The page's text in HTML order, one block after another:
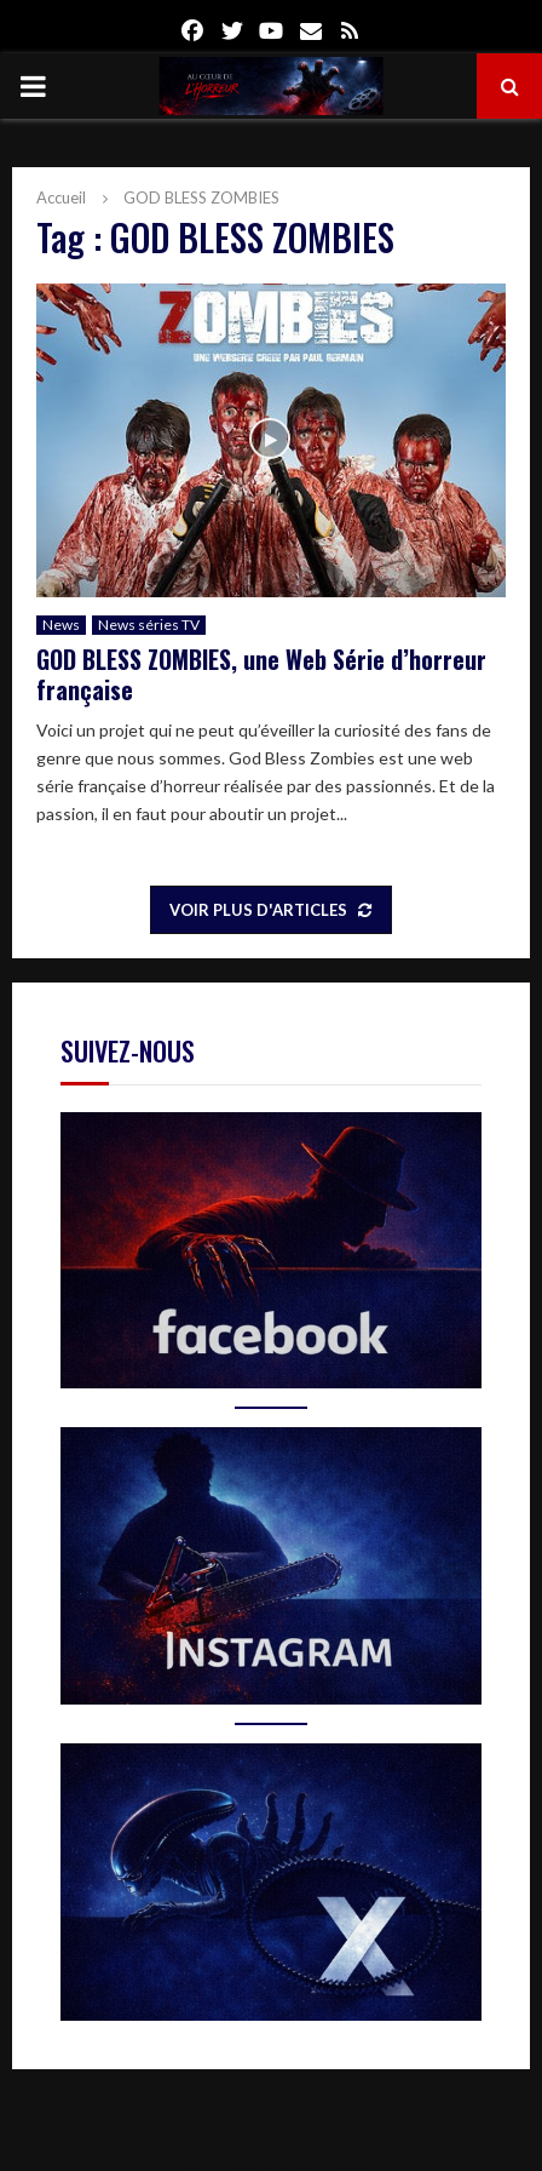
FacebookTwitterYoutube
Email
PRIMARY
Accueil GOD BLESS ZOMBIES
Tag : GOD BLESS ZOMBIES
News News séries TV
GOD BLESS ZOMBIES, une Web Série d’horreur
française
Voici un projet qui ne peut qu’éveiller la curiosité des fans de
genre que nous sommes. God Bless Zombies est une web
série française d’horreur réalisée par des passionnés. Et de la
passion, il en faut pour aboutir un projet...
VOIR PLUS D'ARTICLES
SUIVEZ-NOUS